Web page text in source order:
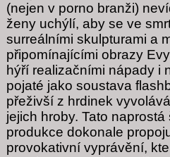
(nejen v porno branži)
ženy uchýlí, aby se ve
surreálními skulpturami a
připomínajícími obrazy
hýří realizačními nápady i
pojaté jako soustava
přeživší z hrdinek
jejich hroby. Tato
produkce dokonale
provokativní vyprávění,